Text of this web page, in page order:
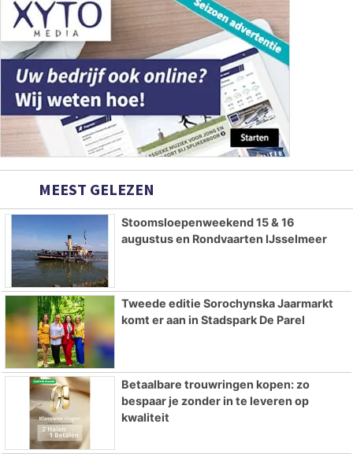
MEEST GELEZEN
Stoomsloepenweekend 15 & 16
augustus en Rondvaarten IJsselmeer
Tweede editie Sorochynska Jaarmarkt
komt er aan in Stadspark De Parel
Betaalbare trouwringen kopen: zo
bespaar je zonder in te leveren op
kwaliteit